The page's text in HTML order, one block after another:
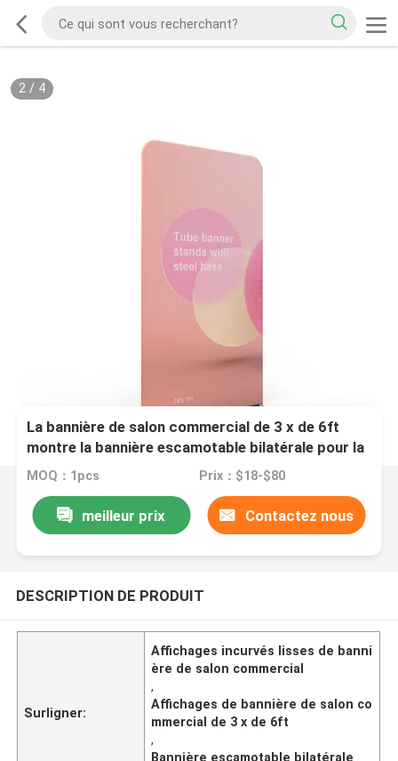
2/ 4
La bannière de salon commercial de 3 x de 6ft
montre la bannière escamotable bilatérale pour la
promotion d'événement
MOQ：1pcs Prix：$18-$80
meilleur prix Contactez nous
DESCRIPTION DE PRODUIT
Surligner:
Affichages incurvés lisses de banni
ère de salon commercial
,
Affichages de bannière de salon co
mmercial de 3 x de 6ft
,
Bannière escamotable bilatérale